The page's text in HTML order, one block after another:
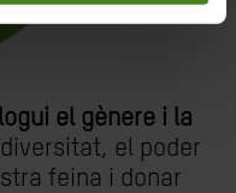
el gènere i la
el poder
feina i donar